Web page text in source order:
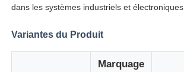
Vidéos
dans les systèmes industriels et électroniques.
Variantes du Produit
Marquage